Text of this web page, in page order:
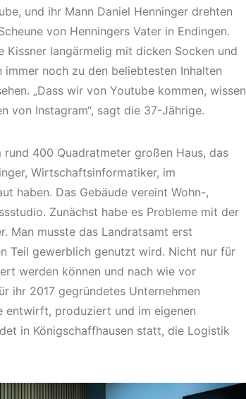
und ihr Mann Daniel Henninger drehten
von Henningers Vater in Endingen.
langärmelig mit dicken Socken und
noch zu den beliebtesten Inhalten
„Dass wir von Youtube kommen, wissen
von Instagram“, sagt die 37-Jährige.
400 Quadratmeter großen Haus, das
Wirtschaftsinformatiker, im
haben. Das Gebäude vereint Wohn-,
Zunächst habe es Probleme mit der
Man musste das Landratsamt erst
Teil gewerblich genutzt wird. Nicht nur für
werden können und nach wie vor
ihr 2017 gegründetes Unternehmen
entwirft, produziert und im eigenen
in Königschaffhausen statt, die Logistik